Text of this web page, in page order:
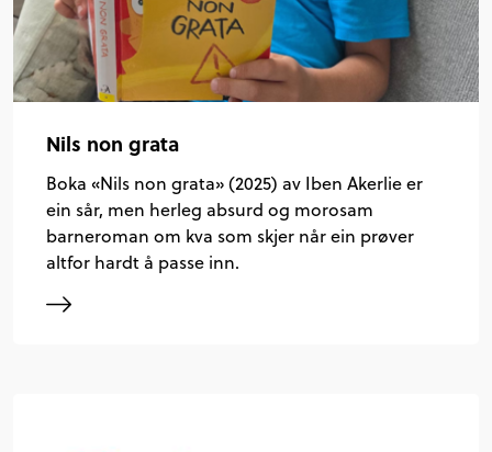
Nils non grata
Boka «Nils non grata» (2025) av Iben Akerlie er
ein sår, men herleg absurd og morosam
barneroman om kva som skjer når ein prøver
altfor hardt å passe inn.